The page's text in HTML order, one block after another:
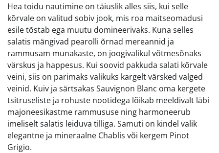
Hea toidu nautimine on täiuslik alles siis, kui selle
kõrvale on valitud sobiv jook, mis roa maitseomadusi
esile tõstab ega muutu domineerivaks. Kuna selles
salatis mängivad pearolli õrnad mereannid ja
rammusam munakaste, on joogivalikul võtmesõnaks
värskus ja happesus. Kui soovid pakkuda salati kõrvale
veini, siis on parimaks valikuks kargelt värsked valged
veinid. Kuiv ja särtsakas Sauvignon Blanc oma kergete
tsitruseliste ja rohuste nootidega lõikab meeldivalt läbi
majoneesikastme rammususe ning harmoneerub
imeliselt salatis leiduva tilliga. Samuti on kindel valik
elegantne ja mineraalne Chablis või kergem Pinot
Grigio.